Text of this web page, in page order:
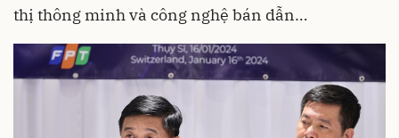
thị thông minh và công nghệ bán dẫn…